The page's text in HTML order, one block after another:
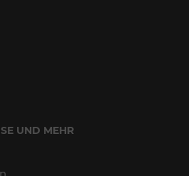
UND MEHR